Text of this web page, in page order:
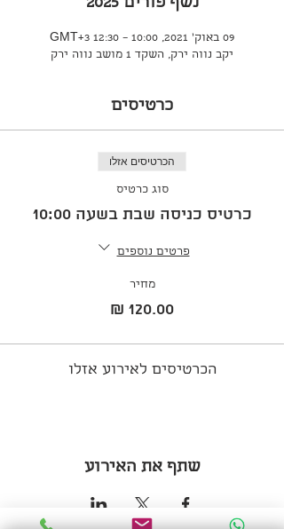
נשף פורים 2025
09 באוק׳ 2021, 10:00 – 12:30 GMT‎+3‎
יקב נווה ירק, השקד 1 מושב נווה ירק
כרטיסים
הכרטיסים אזלו
סוג כרטיס
כרטיס כניסה שבת בשעה 10:00
פרטים נוספים
מחיר
הכרטיסים לאירוע אזלו
שתף את האירוע